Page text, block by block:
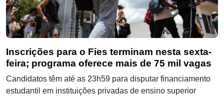
Inscrições para o Fies terminam nesta sexta-
feira; programa oferece mais de 75 mil vagas
Candidatos têm até as 23h59 para disputar financiamento
estudantil em instituições privadas de ensino superior